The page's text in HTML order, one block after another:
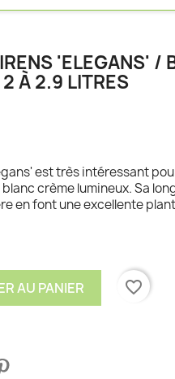
'ELEGANS' /
À 2.9 LITRES
est très intéressant
crème lumineux. Sa
en font une excellente
AU PANIER
favorite_border